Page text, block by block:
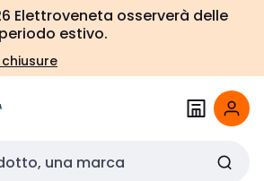
Elettroveneta osserverà delle
estivo.